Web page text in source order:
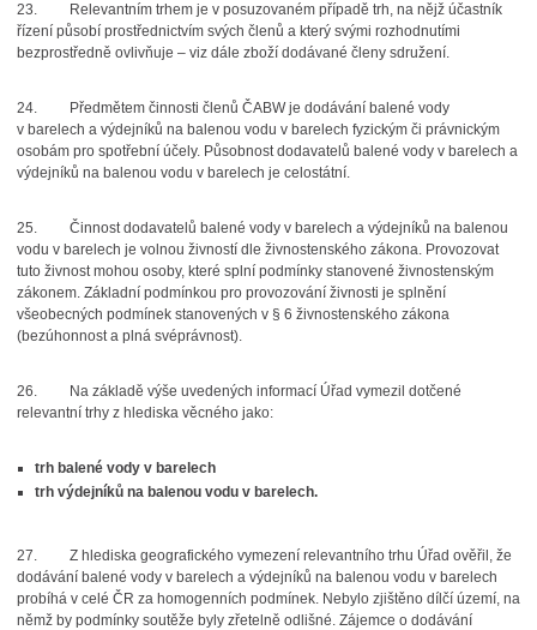
23.
Relevantním trhem je v posuzovaném případě trh, na nějž účastník
řízení působí prostřednictvím svých členů a který svými rozhodnutími
bezprostředně ovlivňuje – viz dále zboží dodávané členy sdružení.
24.
Předmětem činnosti členů ČABW je dodávání balené vody
v barelech a výdejníků na balenou vodu v barelech fyzickým či právnickým
osobám pro spotřební účely. Působnost dodavatelů balené vody v barelech a
výdejníků na balenou vodu v barelech je celostátní.
25.
Činnost dodavatelů balené vody v barelech a výdejníků na balenou
vodu v barelech je volnou živností dle živnostenského zákona. Provozovat
tuto živnost mohou osoby, které splní podmínky stanovené živnostenským
zákonem. Základní podmínkou pro provozování živnosti je splnění
všeobecných podmínek stanovených v § 6 živnostenského zákona
(bezúhonnost a plná svéprávnost).
26.
Na základě výše uvedených informací Úřad vymezil dotčené
relevantní trhy z hlediska věcného jako:
trh balené vody v barelech
trh výdejníků na balenou vodu v barelech.
27.
Z hlediska geografického vymezení relevantního trhu Úřad ověřil, že
dodávání balené vody v barelech a výdejníků na balenou vodu v barelech
probíhá v celé ČR za homogenních podmínek. Nebylo zjištěno dílčí území, na
němž by podmínky soutěže byly zřetelně odlišné. Zájemce o dodávání